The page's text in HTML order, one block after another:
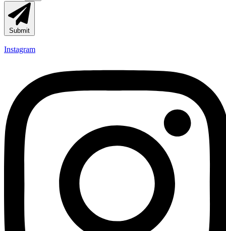
Submit
Instagram